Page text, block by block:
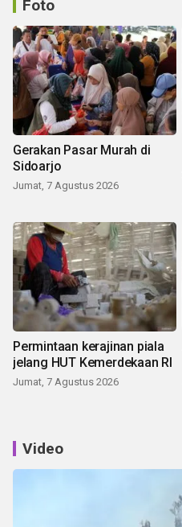
Foto
Gerakan Pasar Murah di
Sidoarjo
Jumat, 7 Agustus 2026
Permintaan kerajinan piala
jelang HUT Kemerdekaan RI
Jumat, 7 Agustus 2026
Video